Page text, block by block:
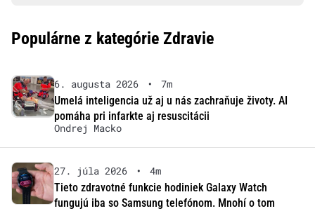
Populárne z kategórie Zdravie
6. augusta 2026 •
7m
Umelá inteligencia už aj u nás zachraňuje životy. AI
pomáha pri infarkte aj resuscitácii
Ondrej Macko
27. júla 2026 •
4m
Tieto zdravotné funkcie hodiniek Galaxy Watch
fungujú iba so Samsung telefónom. Mnohí o tom